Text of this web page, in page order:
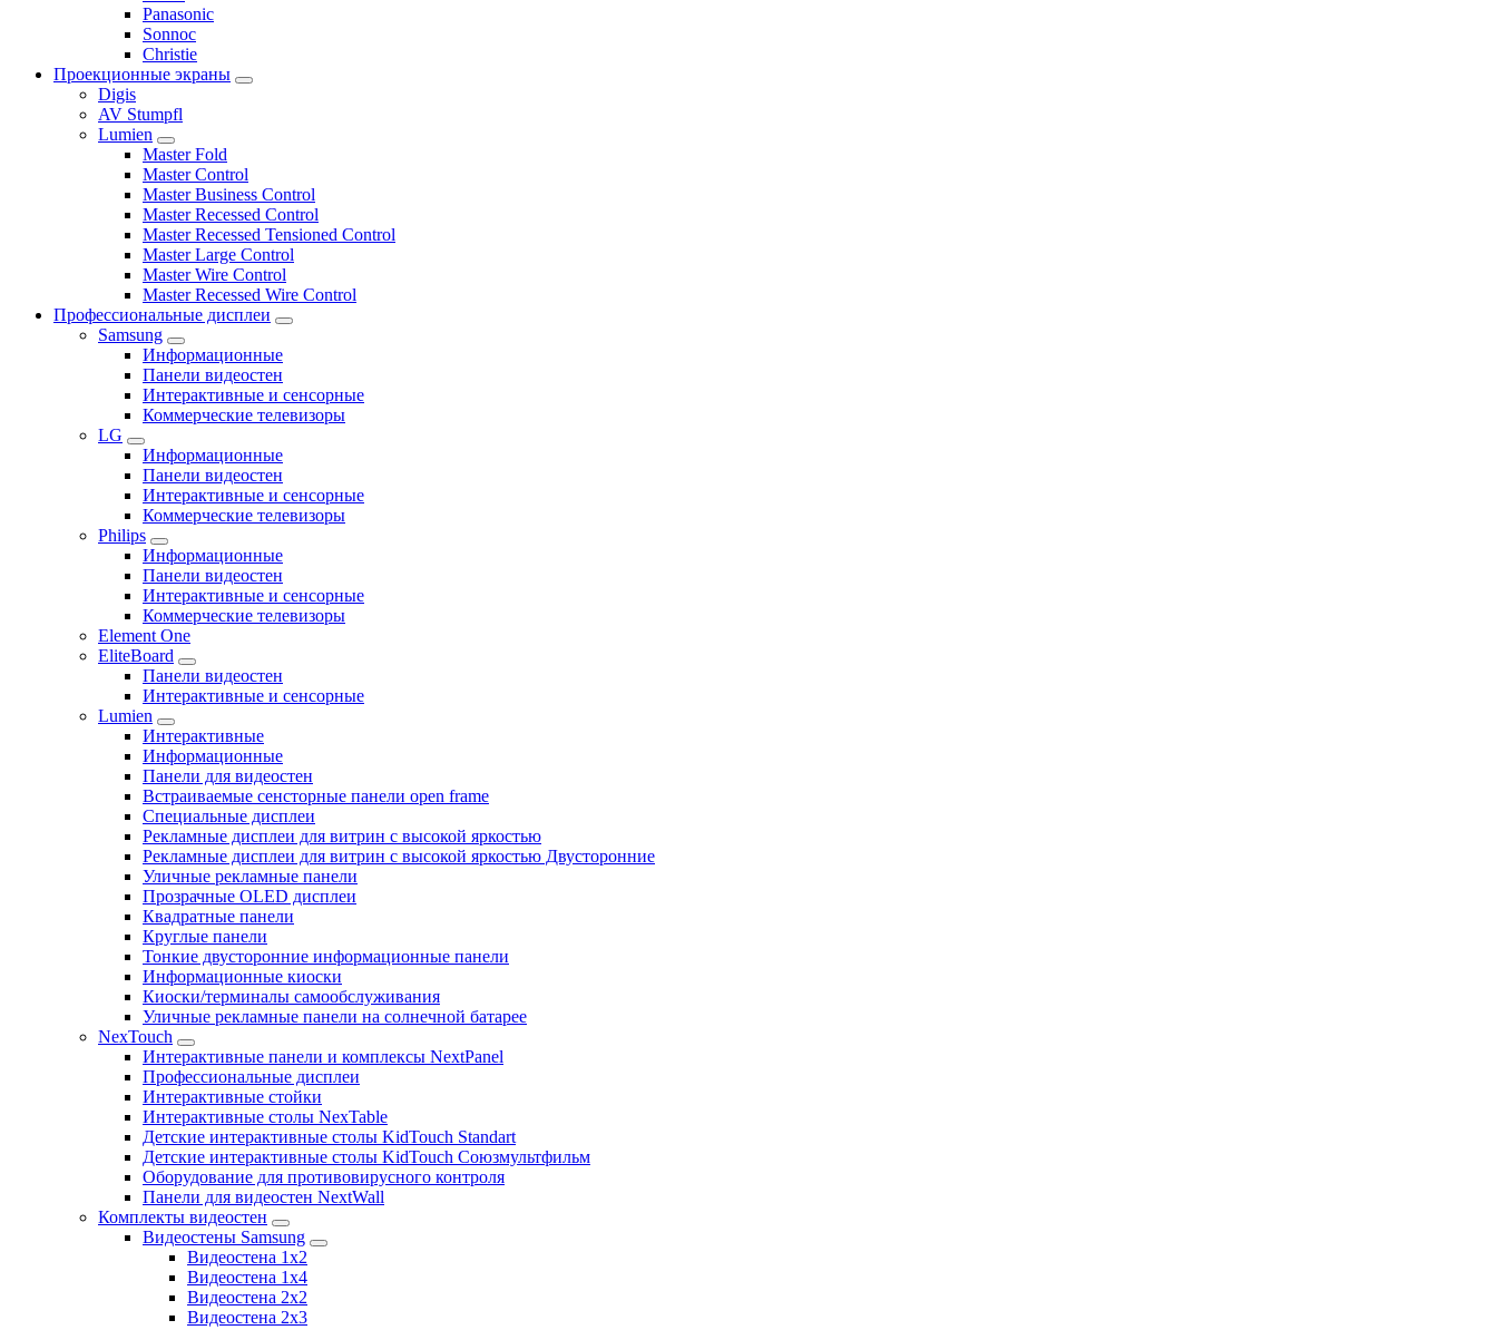
Panasonic
Sonnoc
Сhristie
Проекционные экраны
Digis
AV Stumpfl
Lumien
Master Fold
Master Control
Master Business Control
Master Recessed Control
Master Recessed Tensioned Control
Master Large Control
Master Wire Control
Master Recessed Wire Control
Профессиональные дисплеи
Samsung
Информационные
Панели видеостен
Интерактивные и сенсорные
Коммерческие телевизоры
LG
Информационные
Панели видеостен
Интерактивные и сенсорные
Коммерческие телевизоры
Philips
Информационные
Панели видеостен
Интерактивные и сенсорные
Коммерческие телевизоры
Element One
EliteBoard
Панели видеостен
Интерактивные и сенсорные
Lumien
Интерактивные
Информационные
Панели для видеостен
Встраиваемые сенсторные панели open frame
Специальные дисплеи
Рекламные дисплеи для витрин с высокой яркостью
Рекламные дисплеи для витрин с высокой яркостью Двусторонние
Уличные рекламные панели
Прозрачные OLED дисплеи
Квадратные панели
Круглые панели
Тонкие двусторонние информационные панели
Информационные киоски
Киоски/терминалы самообслуживания
Уличные рекламные панели на солнечной батарее
NexTouch
Интерактивные панели и комплексы NextPanel
Профессиональные дисплеи
Интерактивные стойки
Интерактивные столы NexTable
Детские интерактивные столы KidTouch Standart
Детские интерактивные столы KidTouch Союзмультфильм
Оборудование для противовирусного контроля
Панели для видеостен NextWall
Комплекты видеостен
Видеостены Samsung
Видеостена 1x2
Видеостена 1x4
Видеостена 2x2
Видеостена 2х3